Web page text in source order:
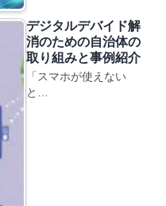
デジタルデバイド解
消のための自治体の
取り組みと事例紹介
「スマホが使えない
と…